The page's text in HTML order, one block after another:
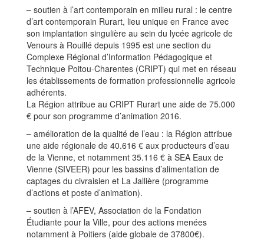
– soutien à l’art contemporain en milieu rural : le centre
d’art contemporain Rurart, lieu unique en France avec
son implantation singulière au sein du lycée agricole de
Venours à Rouillé depuis 1995 est une section du
Complexe Régional d’Information Pédagogique et
Technique Poitou-Charentes (CRIPT) qui met en réseau
les établissements de formation professionnelle agricole
adhérents.
La Région attribue au CRIPT Rurart une aide de 75.000
€ pour son programme d’animation 2016.
– amélioration de la qualité de l’eau : la Région attribue
une aide régionale de 40.616 € aux producteurs d’eau
de la Vienne, et notamment 35.116 € à SEA Eaux de
Vienne (SIVEER) pour les bassins d’alimentation de
captages du civraisien et La Jallière (programme
d’actions et poste d’animation).
– soutien à l’AFEV, Association de la Fondation
Étudiante pour la Ville, pour des actions menées
notamment à Poitiers (aide globale de 37800€).